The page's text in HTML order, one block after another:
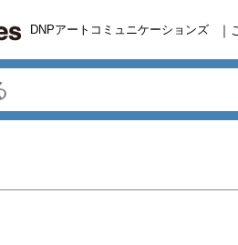
DNPアートコミュニケーションズ ｜